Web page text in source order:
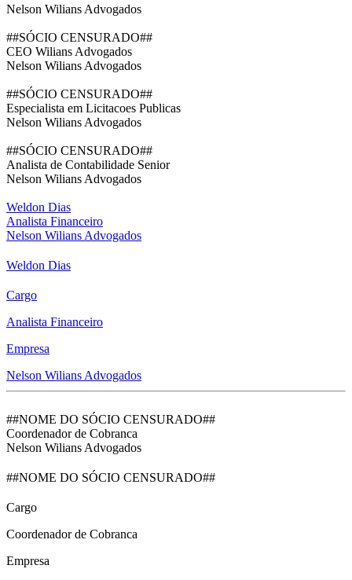
Nelson Wilians Advogados
##SÓCIO CENSURADO##
CEO Wilians Advogados
Nelson Wilians Advogados
##SÓCIO CENSURADO##
Especialista em Licitacoes Publicas
Nelson Wilians Advogados
##SÓCIO CENSURADO##
Analista de Contabilidade Senior
Nelson Wilians Advogados
Weldon Dias
Analista Financeiro
Nelson Wilians Advogados
Weldon Dias
Cargo
Analista Financeiro
Empresa
Nelson Wilians Advogados
##NOME DO SÓCIO CENSURADO##
Coordenador de Cobranca
Nelson Wilians Advogados
##NOME DO SÓCIO CENSURADO##
Cargo
Coordenador de Cobranca
Empresa